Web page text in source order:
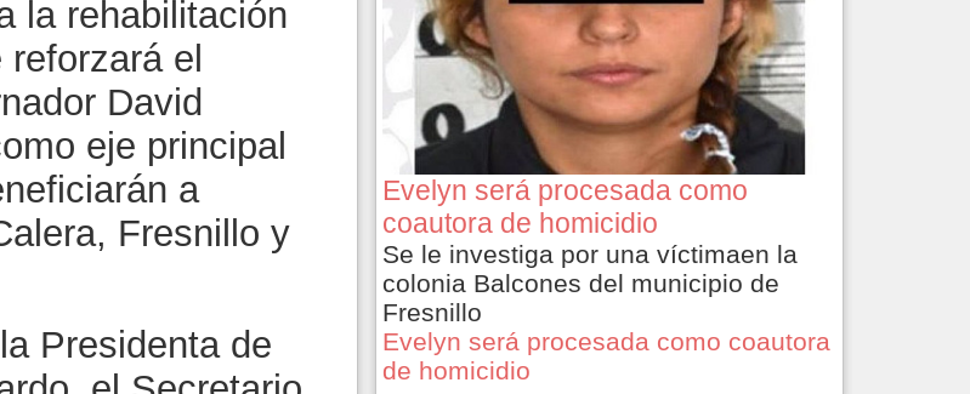
la rehabilitación
el
David
eje principal
a
Fresnillo y
Presidenta de
Evelyn será procesada como
coautora de homicidio
Se le investiga por una víctimaen la
colonia Balcones del municipio de
Fresnillo
Evelyn será procesada como coautora
de homicidio